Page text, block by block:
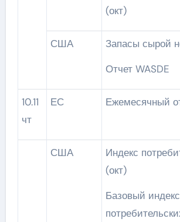
(окт)
США
Запасы сырой
Отчет WASDE
10.11
чт
ЕС Ежемесячный
США
Индекс потребительских цен
(окт)
Базовый индекс